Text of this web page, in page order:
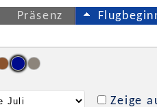
Präsenz
Zeige